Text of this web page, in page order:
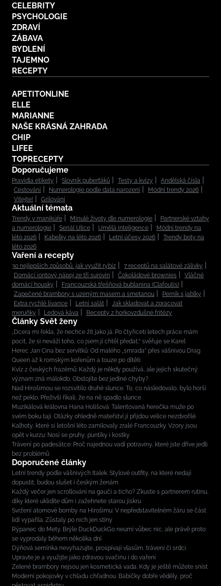
CELEBRITY
PSYCHOLOGIE
ZDRAVÍ
ZÁBAVA
BYDLENÍ
TAJEMNO
RECEPTY
APETITONLINE
ELLE
MARIANNE
NAŠE KRÁSNÁ ZAHRADA
CHIP
LIFEE
TOPRECEPTY
Doporučujeme
Pravidla etikety Slovník puberťáků Testy a kvízy
Andělská čísla
Cestování
Numerologie podle data narození
Módní trendy 2026
Vítejte!
Grilování
Aktuální témata
Trendy v manikúře Minulé životy dle numerologie
Partnerské vztahy
a numerologie
Seriál Ulice Umělá inteligence
Módní trendy na
léto 2026
Kabelky na léto 2026 Letní účesy 2026
Trendy boty na
léto 2026
Vaření a recepty
30 nejlepších způsobů, jak využít rybíz
7 receptů na salátové zálivky
Domácí iontový nápoj ze tří surovin
Čokoládové brownies
Vláčné
domácí housky
Francouzská třešňová bublanina (Clafoutis)
Zapečené brambory s uzeným masem a smetanou
Perník s jablky
Extra rychlé lívance
Letní salát
Jak skladovat a zpracovat
meruňky
Ledová káva Recepty z horkovzdušné fritézy
Články Svět ženy
„Dcera mi řekla, že nechce žít jako já. Po čtyřiceti letech práce mám
pocit, že si neváží toho, co jsem jí chtěl předat,“ svěřuje se Karel
Herec Jan Cina bez servítků: Od malého „smrada” přes vášnivou Drag
Queen až k romským kořenům a touze po dítěti
Kvíz z českých frazémů: Každý je někdy používá, ale jejich skutečný
význam zná málokdo. Obstojíte bez jediné chyby?
Nad Hirošimou se rozsvítilo druhé slunce. To, co následovalo, bylo horší
než peklo. Přeživší říkali, že na ně spadlo slunce
Muzikálová královna Hana Holišová: Talentovaná herečka muže po
svém boku tají. Otázky ohledně mateřství jí přijdou velice nezdvořilé
Kalhoty, které si letošní léto zamilovaly zralé Francouzky. Vzory jsou
opět v kurzu: Nosí se pruhy, puntíky i kostky
Trávení po padesátce: Proč najednou vadí potraviny, které jste dříve jedli
bez problémů
Doporučené články
Letní trendy podle vášnivých Italek. Stylové outfity, na které nedají
dopustit, budou slušet i českým ženám
Každý večer jen scrollování na gauči a ticho? Zkuste s partnerem rutinu,
díky které uklidíte dům i zažehnete starou jiskru
Svržení atomové bomby na Hirošimu: V nepředstavitelném žáru se část
lidí vypařila. Zůstaly po nich jen stíny
Rýpanec do Mety. Brýle DuckDuckGo neumí vůbec nic, ale právě proto
se vyprodaly během několika dní
Dýňová semínka nevyhazujte, prospívají vlasům, trávení či srdci.
Upravte je a využijte jako zdravou svačinu i do vaření
Zelené brambory nejsou jen kosmetická vada. Kdy je ještě můžete sníst
Moderní pokojovky v chladu chřadnou. Babičky dobře věděly, proč